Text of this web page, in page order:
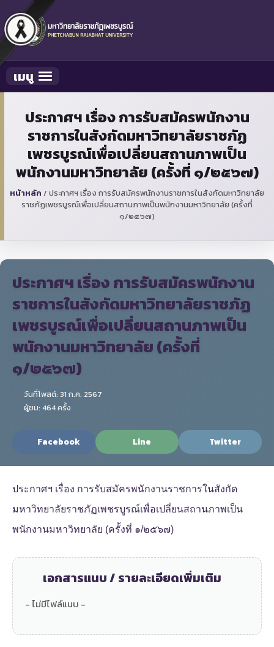
Toggle navigation
เมนู
ประกาศฯ เรื่อง การรับสมัครพนักงาน
ราชการในสังกัดมหาวิทยาลัยราชภัฏ
เพชรบูรณ์เพื่อเปลี่ยนสถานภาพเป็น
พนักงานมหาวิทยาลัย (ครั้งที่ ๑/๒๕๖๗)
หน้าหลัก / ประกาศฯ เรื่อง การรับสมัครพนักงานราชการในสังกัดมหาวิทยาลัย
ราชภัฏเพชรบูรณ์เพื่อเปลี่ยนสถานภาพเป็นพนักงานมหาวิทยาลัย (ครั้งที่
๑/๒๕๖๗)
ประกาศฯ เรื่อง การรับสมัครพนักงาน
ราชการในสังกัดมหาวิทยาลัยราชภัฏ
เพชรบูรณ์เพื่อเปลี่ยนสถานภาพเป็น
พนักงานมหาวิทยาลัย (ครั้งที่
๑/๒๕๖๗)
วันที่โพสต์: 31 ก.ค. 2567
ผู้ชม: 464 ครั้ง
Facebook Line Twitter
ประกาศฯ เรื่อง การรับสมัครพนักงานราชการในสังกัด
มหาวิทยาลัยราชภัฏเพชรบูรณ์เพื่อเปลี่ยนสถานภาพเป็น
พนักงานมหาวิทยาลัย (ครั้งที่ ๑/๒๕๖๗)
เอกสารแนบ / รายละเอียดเพิ่มเติม
- ไม่มีไฟล์แนบ -